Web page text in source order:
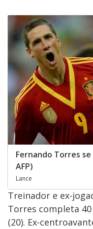
Fernando Torres
AFP)
Lance
Treinador e ex-
Torres completa
(20). Ex-